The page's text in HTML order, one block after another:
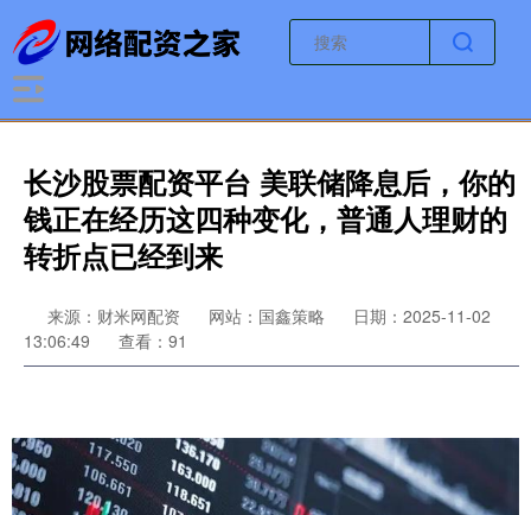
长沙股票配资平台 美联储降息后，你的
钱正在经历这四种变化，普通人理财的
转折点已经到来
来源：财米网配资 网站：国鑫策略
日期：2025-11-02
13:06:49
查看：91